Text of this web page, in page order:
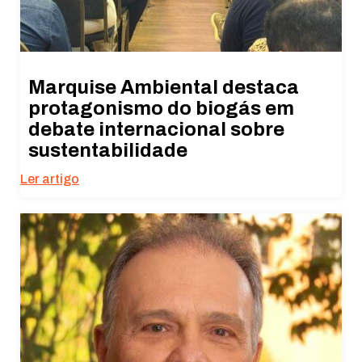
Marquise Ambiental destaca
protagonismo do biogás em
debate internacional sobre
sustentabilidade
Ler artigo
Necessário
Esses cookies
não são
opcionais. São
necessários
para o
funcionamento
do site.